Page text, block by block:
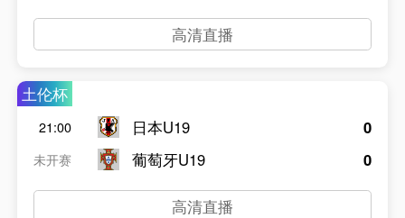
高清直播
土伦杯
21:00
未开赛
日本U19
葡萄牙U19
0
0
高清直播